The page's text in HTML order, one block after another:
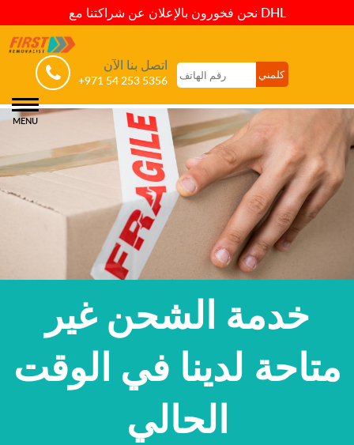
نحن فخورون بالإعلان عن شراكتنا مع DHL
اتصل بنا الآن
+971 54 253 5356
MENU
خدمة الشحن غير
متاحة لدينا في الوقت
الحالي